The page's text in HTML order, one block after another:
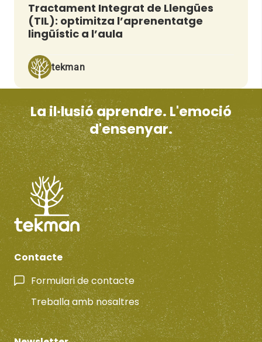
Tractament Integrat de Llengües
(TIL): optimitza l’aprenentatge
lingüístic a l’aula
tekman
La il·lusió aprendre. L'emoció
d'ensenyar.
Contacte
Formulari de contacte
Treballa amb nosaltres